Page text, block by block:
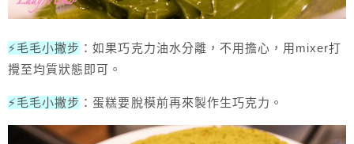
⚡毛毛小撇步 ：如果巧克力油水分離，不用擔心，用mixer打
攪至均質狀態即可。
⚡毛毛小撇步 ：蛋糕要脫模前再來製作生巧克力。